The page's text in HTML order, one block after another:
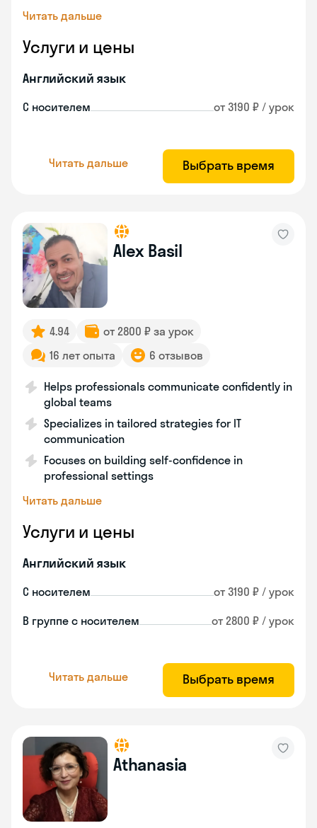
Читать дальше
Услуги и цены
Английский язык
С носителем от 3190 ₽ / урок
Читать дальше Выбрать время
Alex Basil
4.94
от 2800 ₽ за урок
16 лет опыта
6 отзывов
Helps professionals communicate confidently in
global teams
Specializes in tailored strategies for IT
communication
Focuses on building self-confidence in
professional settings
Читать дальше
Услуги и цены
Английский язык
С носителем от 3190 ₽ / урок
В группе с носителем от 2800 ₽ / урок
Читать дальше Выбрать время
Athanasia